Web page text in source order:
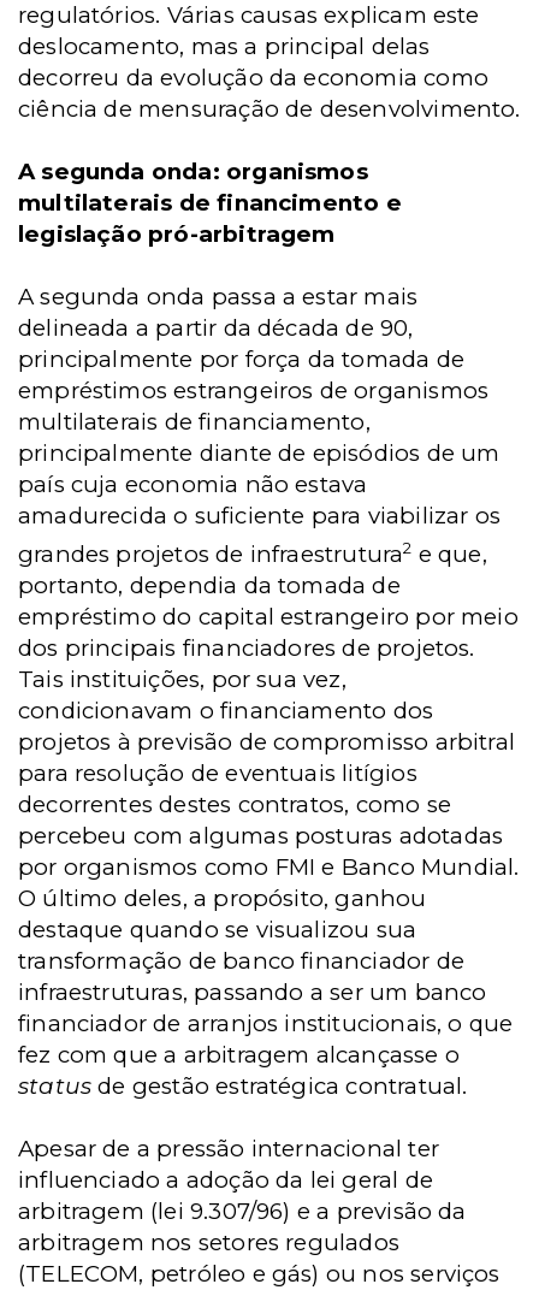
regulatórios. Várias causas explicam este
deslocamento, mas a principal delas
decorreu da evolução da economia como
ciência de mensuração de desenvolvimento.
A segunda onda: organismos
multilaterais de financimento e
legislação pró-arbitragem
A segunda onda passa a estar mais
delineada a partir da década de 90,
principalmente por força da tomada de
empréstimos estrangeiros de organismos
multilaterais de financiamento,
principalmente diante de episódios de um
país cuja economia não estava
amadurecida o suficiente para viabilizar os
grandes projetos de infraestrutura2 e que,
portanto, dependia da tomada de
empréstimo do capital estrangeiro por meio
dos principais financiadores de projetos.
Tais instituições, por sua vez,
condicionavam o financiamento dos
projetos à previsão de compromisso arbitral
para resolução de eventuais litígios
decorrentes destes contratos, como se
percebeu com algumas posturas adotadas
por organismos como FMI e Banco Mundial.
O último deles, a propósito, ganhou
destaque quando se visualizou sua
transformação de banco financiador de
infraestruturas, passando a ser um banco
financiador de arranjos institucionais, o que
fez com que a arbitragem alcançasse o
status de gestão estratégica contratual.
Apesar de a pressão internacional ter
influenciado a adoção da lei geral de
arbitragem (lei 9.307/96) e a previsão da
arbitragem nos setores regulados
(TELECOM, petróleo e gás) ou nos serviços